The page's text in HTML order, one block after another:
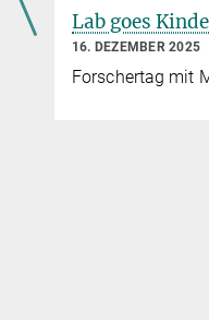
Lab goes
16. DEZEMBER 2025
Forschertag mit